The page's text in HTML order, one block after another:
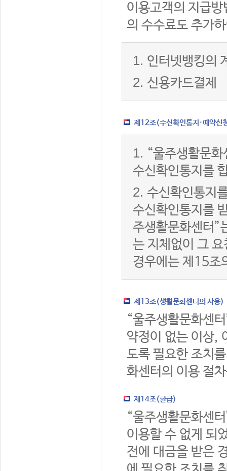
이용고객의 지급
의 수수료도 추가
1. 인터넷뱅킹의
2. 신용카드결제
제12조(수신확인통지·예약신
1. “울주생활문
수신확인통지를
2. 수신확인통지
수신확인통지를
주생활문화센터”
는 지체없이 그
경우에는 제15조
제13조(생활문화센터의 사용)
“울주생활문화센
약정이 없는 이상,
도록 필요한 조치
화센터의 이용 절
제14조(환급)
“울주생활문화센
이용할 수 없게 되
전에 대금을 받은